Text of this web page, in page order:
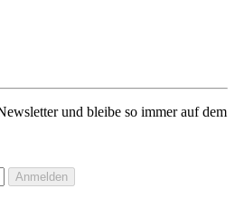
und bleibe so immer auf dem
Anmelden